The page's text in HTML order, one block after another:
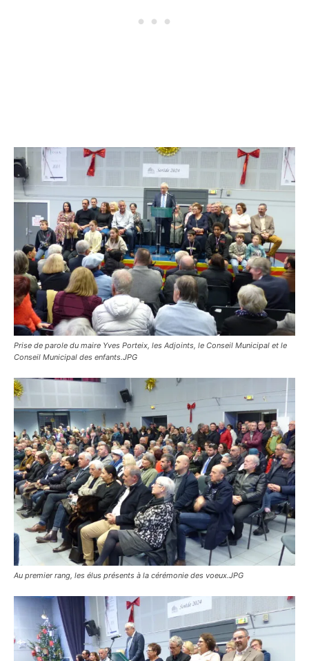
Prise de parole du maire Yves Porteix, les Adjoints, le Conseil Municipal et le
Conseil Municipal des enfants.JPG
Au premier rang, les élus présents à la cérémonie des voeux.JPG